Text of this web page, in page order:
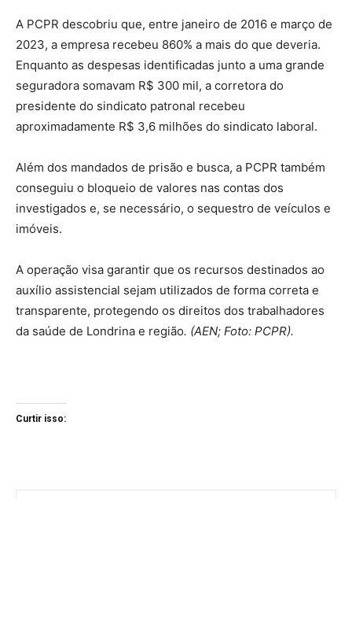
A PCPR descobriu que, entre janeiro de 2016 e março de
2023, a empresa recebeu 860% a mais do que deveria.
Enquanto as despesas identificadas junto a uma grande
seguradora somavam R$ 300 mil, a corretora do
presidente do sindicato patronal recebeu
aproximadamente R$ 3,6 milhões do sindicato laboral.
Além dos mandados de prisão e busca, a PCPR também
conseguiu o bloqueio de valores nas contas dos
investigados e, se necessário, o sequestro de veículos e
imóveis.
A operação visa garantir que os recursos destinados ao
auxílio assistencial sejam utilizados de forma correta e
transparente, protegendo os direitos dos trabalhadores
da saúde de Londrina e região. (AEN; Foto: PCPR).
Curtir isso: